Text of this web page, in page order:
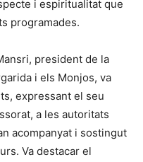
i espiritualitat que
programades.
president de la
i els Monjos, va
expressant el seu
a les autoritats
acompanyat i sostingut
Va destacar el